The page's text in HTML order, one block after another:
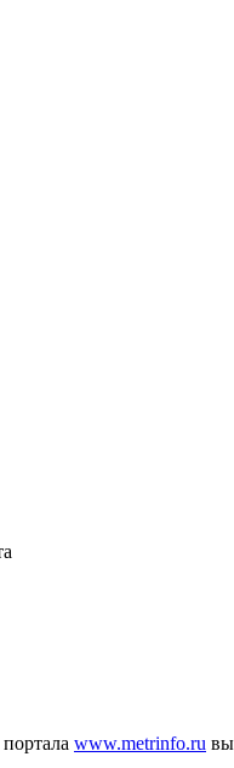
www.metrinfo.ru вы